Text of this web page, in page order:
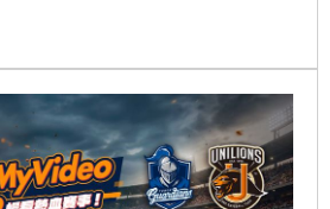
蒸氣電子衣櫥」年度品牌大
光漢也分享在滿檔的工作行程
幫助，讓他每次出門都能保持最